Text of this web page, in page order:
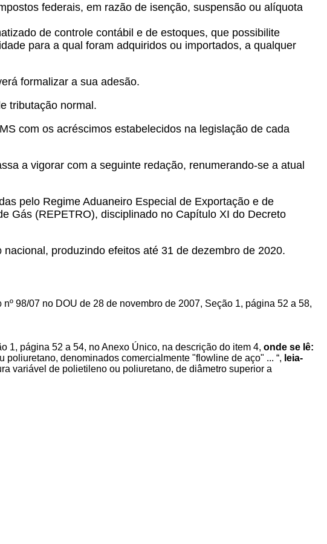
federais, em razão de isenção, suspensão ou alíquota
de controle contábil e de estoques, que possibilite
para a qual foram adquiridos ou importados, a qualquer
formalizar a sua adesão.
tributação normal.
com os acréscimos estabelecidos na legislação de cada
a vigorar com a seguinte redação, renumerando-se a atual
pelo Regime Aduaneiro Especial de Exportação e de
Gás (REPETRO), disciplinado no Capítulo XI do Decreto
produzindo efeitos até 31 de dezembro de 2020.
98/07 no DOU de 28 de novembro de 2007, Seção 1, página 52 a 58,
1, página 52 a 54, no Anexo Único, na descrição do item 4, onde se lê:
denominados comercialmente "flowline de aço" ... “, leia-
variável de polietileno ou poliuretano, de diâmetro superior a